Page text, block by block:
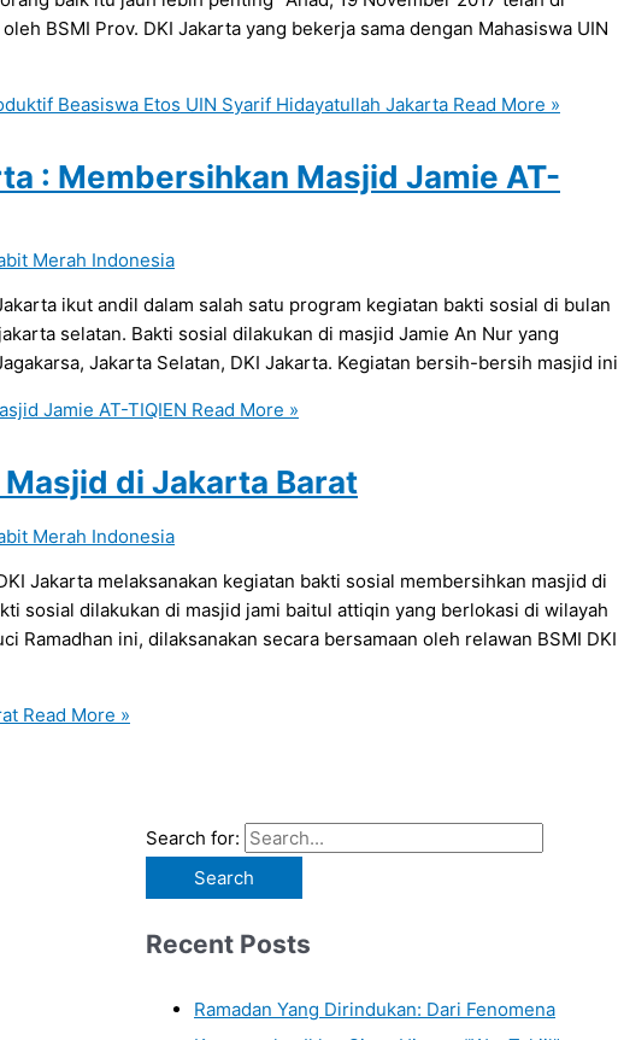
BSMI Prov. DKI Jakarta yang bekerja sama dengan Mahasiswa UIN
Beasiswa Etos UIN Syarif Hidayatullah Jakarta Read More »
: Membersihkan Masjid Jamie AT-
Merah Indonesia
ikut andil dalam salah satu program kegiatan bakti sosial di bulan
selatan. Bakti sosial dilakukan di masjid Jamie An Nur yang
Jakarta Selatan, DKI Jakarta. Kegiatan bersih-bersih masjid ini
Jamie AT-TIQIEN Read More »
di Jakarta Barat
Merah Indonesia
Jakarta melaksanakan kegiatan bakti sosial membersihkan masjid di
sosial dilakukan di masjid jami baitul attiqin yang berlokasi di wilayah
Ramadhan ini, dilaksanakan secara bersamaan oleh relawan BSMI DKI
Read More »
Search for:
Recent Posts
Ramadan Yang Dirindukan: Dari Fenomena